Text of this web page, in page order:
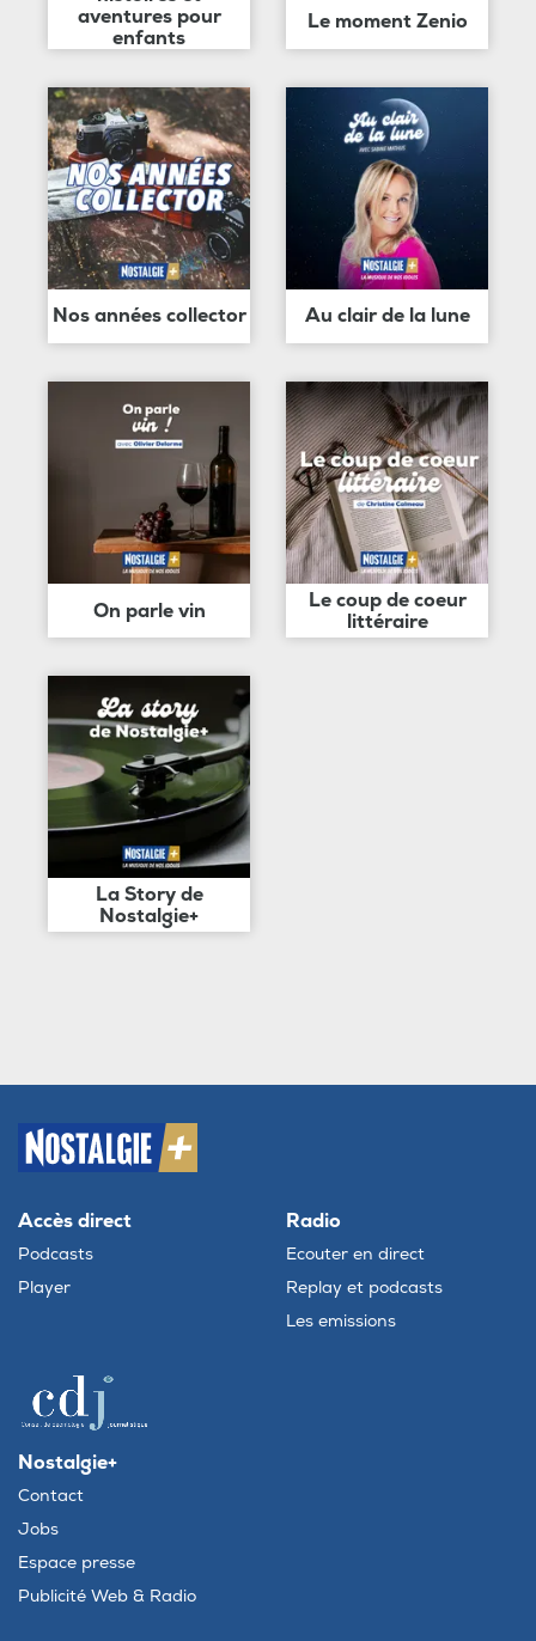
aventures pour
enfants
Le moment Zenio
Nos années collector Au clair de la lune
On parle vin
Le coup de coeur
littéraire
La Story de
Nostalgie+
Accès direct
Podcasts
Player
Radio
Ecouter en direct
Replay et podcasts
Les emissions
Nostalgie+
Contact
Jobs
Espace presse
Publicité Web & Radio